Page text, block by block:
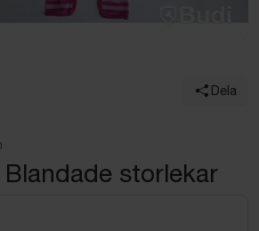
Dela
storlekar